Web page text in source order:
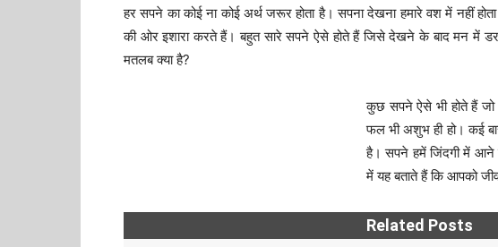
हर सपने का कोई ना कोई अर्थ जरूर होता है। सपना देखना हमारे वश में नहीं
की ओर इशारा करते हैं। बहुत सारे सपने ऐसे होते हैं जिसे देखने के बाद मन में
मतलब क्या है?
कुछ सपने ऐसे भी होते हैं
फल भी अशुभ ही हो। कई
है। सपने हमें जिंदगी में आने
में यह बताते हैं कि आपको
Related Posts